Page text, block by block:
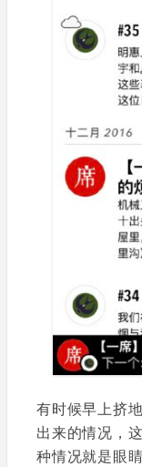
有时候早上挤
出来的情况，
种情况就是眼